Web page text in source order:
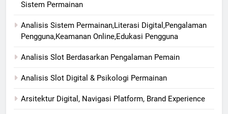
Sistem Permainan
Analisis Sistem Permainan,Literasi Digital,Pengalaman
Pengguna,Keamanan Online,Edukasi Pengguna
Analisis Slot Berdasarkan Pengalaman Pemain
Analisis Slot Digital & Psikologi Permainan
Arsitektur Digital, Navigasi Platform, Brand Experience